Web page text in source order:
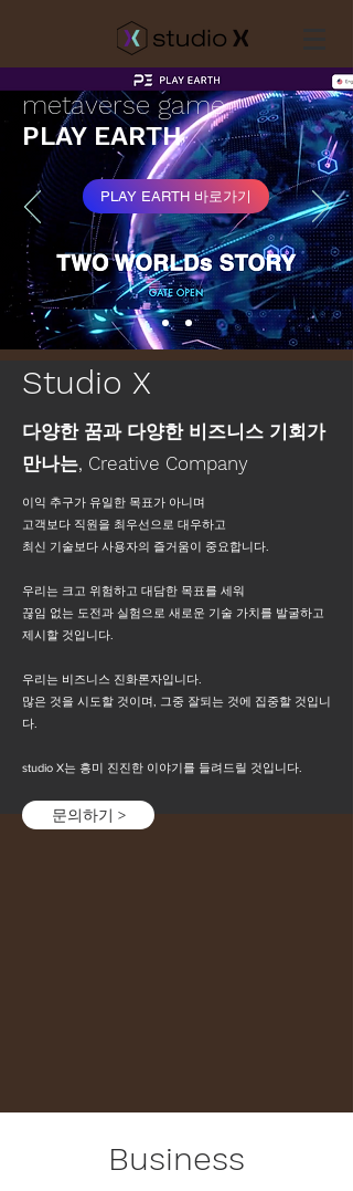
metaverse game
PLAY EARTH
PLAY EARTH 바로가기
Studio X
다양한 꿈과 다양한 비즈니스 기회가
만나는, Creative Company
이익 추구가 유일한 목표가 아니며
고객보다 직원을 최우선으로 대우하고
최신 기술보다 사용자의 즐거움이 중요합니다.
우리는 크고 위험하고 대담한 목표를 세워
끊임 없는 도전과 실험으로 새로운 기술 가치를 발굴하고
제시할 것입니다.
우리는 비즈니스 진화론자입니다.
많은 것을 시도할 것이며, 그중 잘되는 것에 집중할 것입니
다.
studio X는 흥미 진진한 이야기를 들려드릴 것입니다.
문의하기 >
Business